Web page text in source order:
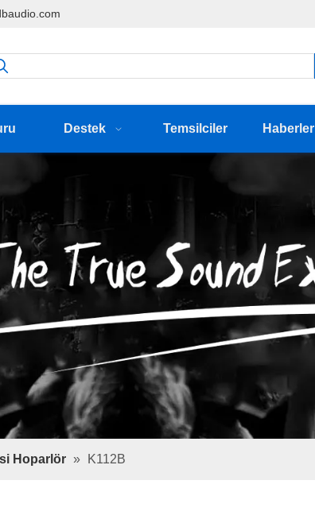
Destek Temsilciler Haberler
Hoparlör » K112B